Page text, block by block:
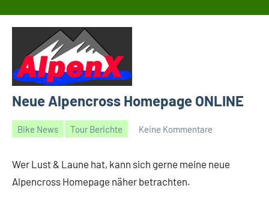
Neue Alpencross Homepage ONLINE
Bike News Tour Berichte
04/01/2018
Gerald
Keine Kommentare
Wer Lust & Laune hat, kann sich gerne meine neue
Alpencross Homepage näher betrachten.